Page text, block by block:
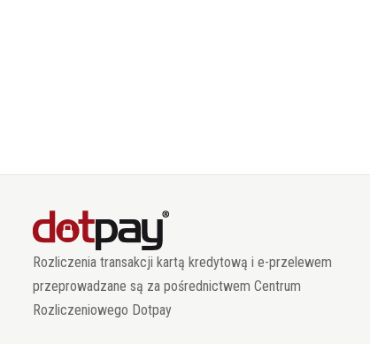
Rozliczenia transakcji kartą kredytową i e-przelewem
przeprowadzane są za pośrednictwem Centrum
Rozliczeniowego Dotpay